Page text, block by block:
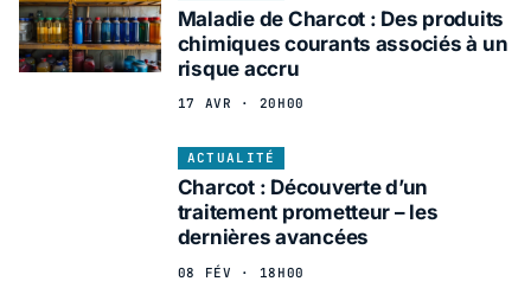
Maladie de Charcot : Des produits
chimiques courants associés à un
risque accru
17 AVR · 20H00
ACTUALITÉ
Charcot : Découverte d’un
traitement prometteur – les
dernières avancées
08 FÉV · 18H00